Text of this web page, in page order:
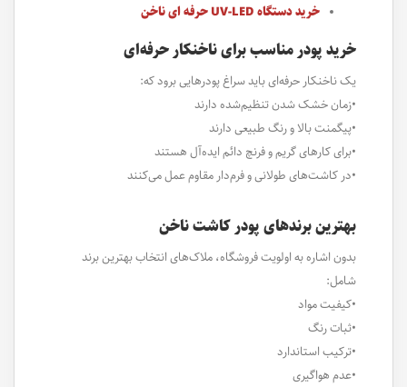
خرید دستگاه UV-LED حرفه ای ناخن
خرید پودر مناسب برای ناخنکار حرفه‌ای
یک ناخنکار حرفه‌ای باید سراغ پودرهایی برود که:
•زمان خشک شدن تنظیم‌شده دارند
•پیگمنت بالا و رنگ طبیعی دارند
•برای کارهای گریم و فرنچ دائم ایده‌آل هستند
•در کاشت‌های طولانی و فرم‌دار مقاوم عمل می‌کنند
بهترین برندهای پودر کاشت ناخن
بدون اشاره به اولویت فروشگاه، ملاک‌های انتخاب بهترین برند
شامل:
•کیفیت مواد
•ثبات رنگ
•ترکیب استاندارد
•عدم هواگیری